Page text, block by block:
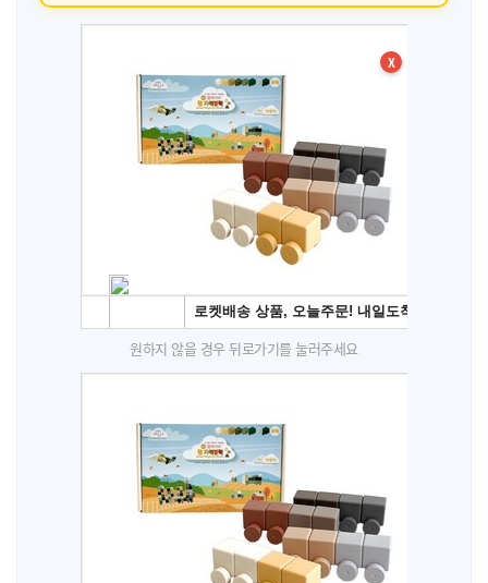
X
원하지 않을 경우 뒤로가기를 눌러주세요